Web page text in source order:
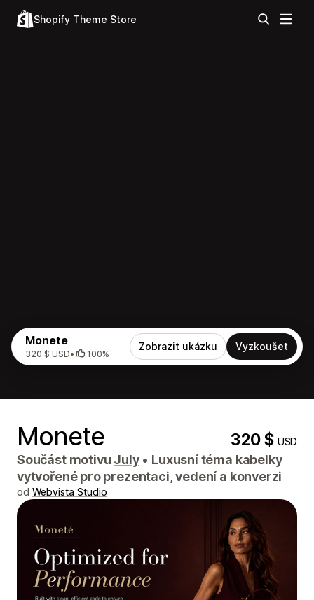
Shopify Theme Store
Monete
320 $ USD• 100%
Zobrazit ukázku Vyzkoušet
Monete 320 $USD
Součást motivu July • Luxusní téma kabelky
vytvořené pro prezentaci, vedení a konverzi
od Webvista Studio